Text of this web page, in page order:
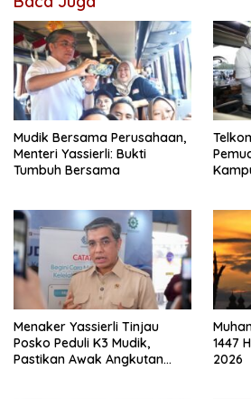
Mudik Bersama Perusahaan,
Menteri Yassierli: Bukti
Tumbuh Bersama
Menaker Yassierli Tinjau
Posko Peduli K3 Mudik,
Pastikan Awak Angkutan
1447
2026